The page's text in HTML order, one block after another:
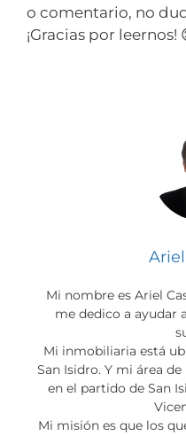
o comentario, no
¡Gracias por leernos!
Mi nombre es Ariel
me dedico a ayudar
Mi inmobiliaria está
San Isidro. Y mi área
en el partido de San
Mi misión es que los